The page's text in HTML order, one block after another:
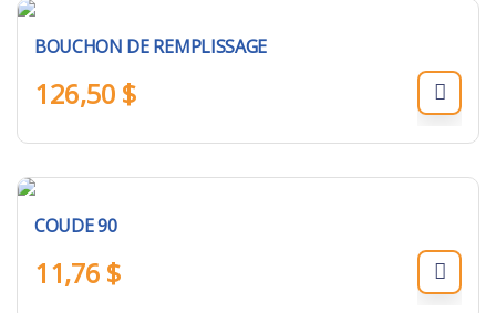
BOUCHON DE REMPLISSAGE
126,50 $
COUDE 90
11,76 $